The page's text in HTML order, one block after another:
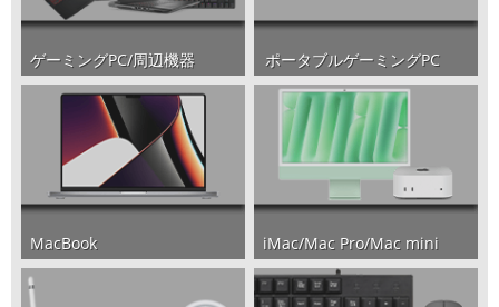
ゲーミングPC/周辺機器 ポータブルゲーミングPC
MacBook iMac/Mac Pro/Mac mini